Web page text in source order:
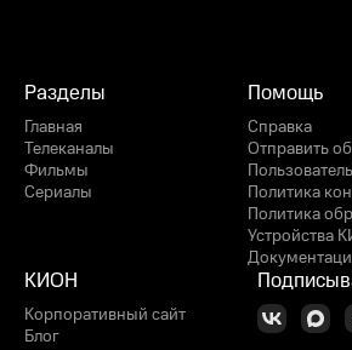
Разделы
Главная
Телеканалы
Фильмы
Сериалы
Помощь
Справка
Отправить
Политика
Политика
Устройства
КИОН
Корпоративный сайт
Блог